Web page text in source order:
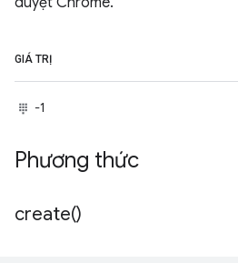
GIÁ TRỊ
-1
Phương thức
create()